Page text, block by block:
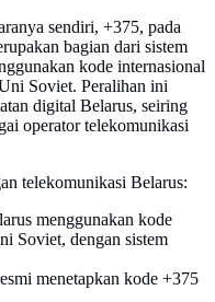
sendiri, +375, pada
bagian dari sistem
kode internasional
Soviet. Peralihan ini
digital Belarus, seiring
operator telekomunikasi
telekomunikasi Belarus:
menggunakan kode
Soviet, dengan sistem
menetapkan kode +375